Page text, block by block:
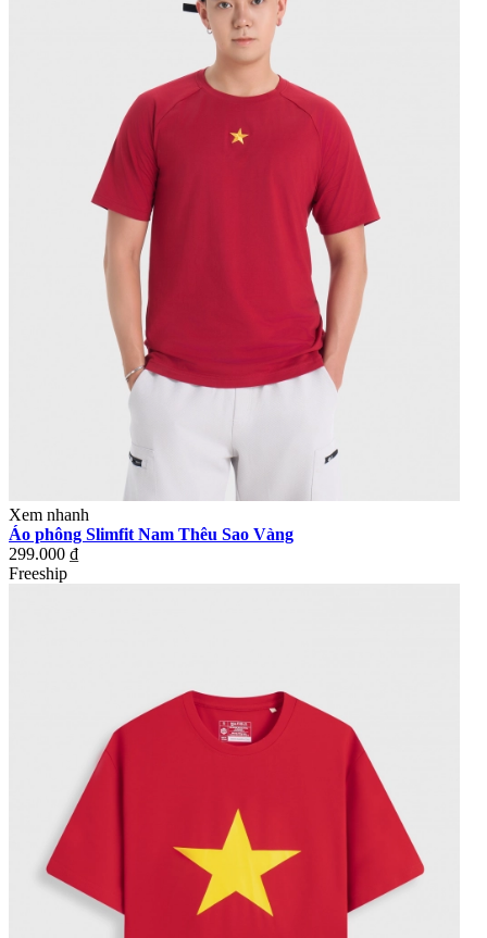
Xem nhanh
Áo phông Slimfit Nam Thêu Sao Vàng
299.000 ₫
Freeship